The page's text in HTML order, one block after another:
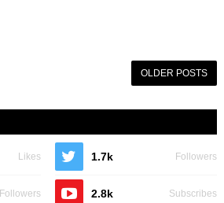
OLDER POSTS
Likes 1.7k Followers
Followers 2.8k Subscribes